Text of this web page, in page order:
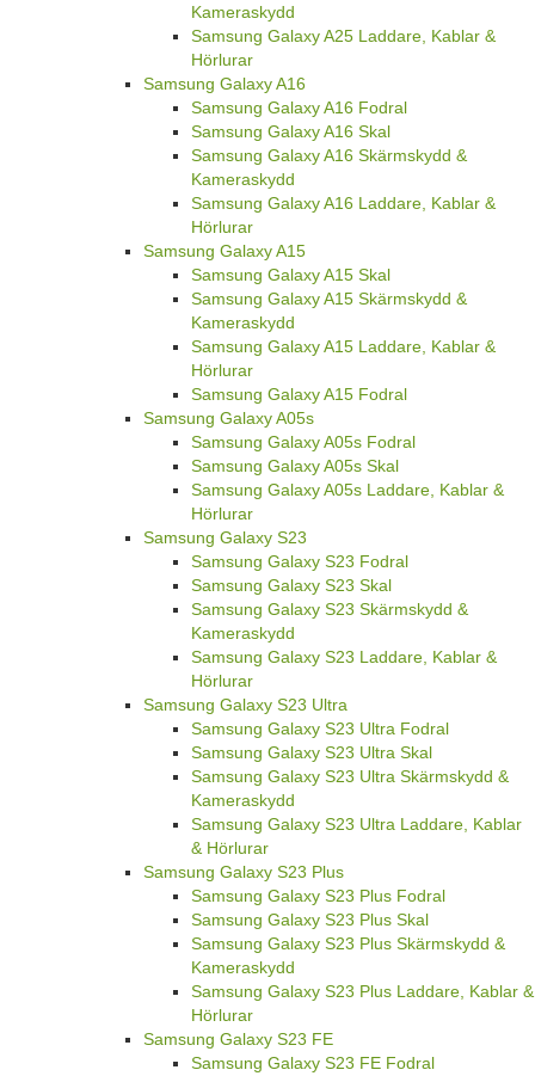
Kameraskydd
Samsung Galaxy A25 Laddare, Kablar &
Hörlurar
Samsung Galaxy A16
Samsung Galaxy A16 Fodral
Samsung Galaxy A16 Skal
Samsung Galaxy A16 Skärmskydd &
Kameraskydd
Samsung Galaxy A16 Laddare, Kablar &
Hörlurar
Samsung Galaxy A15
Samsung Galaxy A15 Skal
Samsung Galaxy A15 Skärmskydd &
Kameraskydd
Samsung Galaxy A15 Laddare, Kablar &
Hörlurar
Samsung Galaxy A15 Fodral
Samsung Galaxy A05s
Samsung Galaxy A05s Fodral
Samsung Galaxy A05s Skal
Samsung Galaxy A05s Laddare, Kablar &
Hörlurar
Samsung Galaxy S23
Samsung Galaxy S23 Fodral
Samsung Galaxy S23 Skal
Samsung Galaxy S23 Skärmskydd &
Kameraskydd
Samsung Galaxy S23 Laddare, Kablar &
Hörlurar
Samsung Galaxy S23 Ultra
Samsung Galaxy S23 Ultra Fodral
Samsung Galaxy S23 Ultra Skal
Samsung Galaxy S23 Ultra Skärmskydd &
Kameraskydd
Samsung Galaxy S23 Ultra Laddare, Kablar
& Hörlurar
Samsung Galaxy S23 Plus
Samsung Galaxy S23 Plus Fodral
Samsung Galaxy S23 Plus Skal
Samsung Galaxy S23 Plus Skärmskydd &
Kameraskydd
Samsung Galaxy S23 Plus Laddare, Kablar &
Hörlurar
Samsung Galaxy S23 FE
Samsung Galaxy S23 FE Fodral